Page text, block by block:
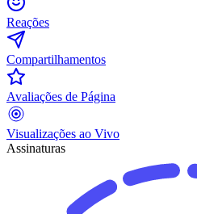
Reações
Compartilhamentos
Avaliações de Página
Visualizações ao Vivo
Assinaturas